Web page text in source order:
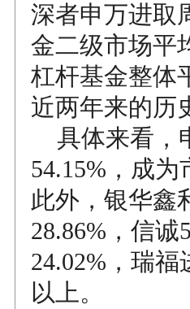
深者申万进取
金二级市场平
杠杆基金整体
近两年来的历
具体来看，
54.15%，成
此外，银华鑫
28.86%，信诚
24.02%，瑞
以上。